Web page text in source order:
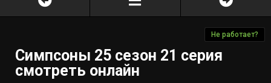
Не работает?
Симпсоны 25 сезон 21 серия
смотреть онлайн